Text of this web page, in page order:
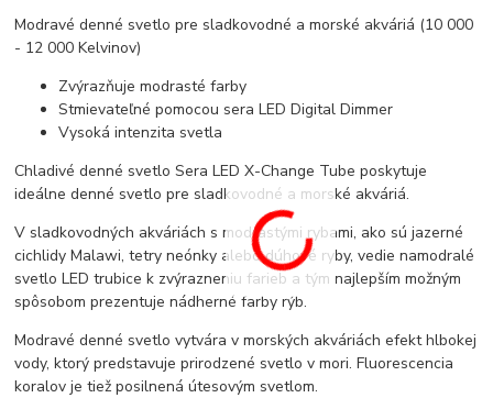
Modravé denné svetlo pre sladkovodné a morské akváriá (10 000
- 12 000 Kelvinov)
Zvýrazňuje modrasté farby
Stmievateľné pomocou sera LED Digital Dimmer
Vysoká intenzita svetla
Chladivé denné svetlo Sera LED X-Change Tube poskytuje
ideálne denné svetlo pre sladkovodné a morské akváriá.
V sladkovodných akváriách s modrastými rybami, ako sú jazerné
cichlidy Malawi, tetry neónky alebo dúhové ryby, vedie namodralé
svetlo LED trubice k zvýrazneniu farieb a tým najlepším možným
spôsobom prezentuje nádherné farby rýb.
Modravé denné svetlo vytvára v morských akváriách efekt hlbokej
vody, ktorý predstavuje prirodzené svetlo v mori. Fluorescencia
koralov je tiež posilnená útesovým svetlom.